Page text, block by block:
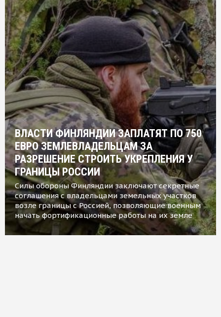
ВЛАСТИ ФИНЛЯНДИИ ЗАПЛАТЯТ ПО 750
ЕВРО ЗЕМЛЕВЛАДЕЛЬЦАМ ЗА
РАЗРЕШЕНИЕ СТРОИТЬ УКРЕПЛЕНИЯ У
ГРАНИЦЫ РОССИИ
Силы обороны Финляндии заключают секретные
соглашения с владельцами земельных участков
возле границы с Россией, позволяющие военным
начать фортификационные работы на их земле